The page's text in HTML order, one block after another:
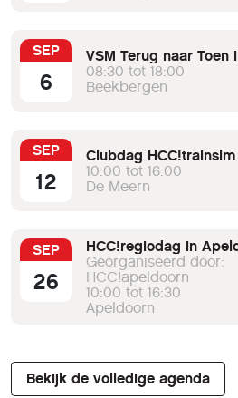
SEP
6
VSM Terug naar Toen
08:30 tot 18:00
Beekbergen
SEP
12
Clubdag
10:00 tot 16:00
De Meern
SEP
26
HCC!regiodag in
Georganiseerd door:
HCC!apeldoorn
10:00 tot 16:30
Apeldoorn
Bekijk de volledige agenda